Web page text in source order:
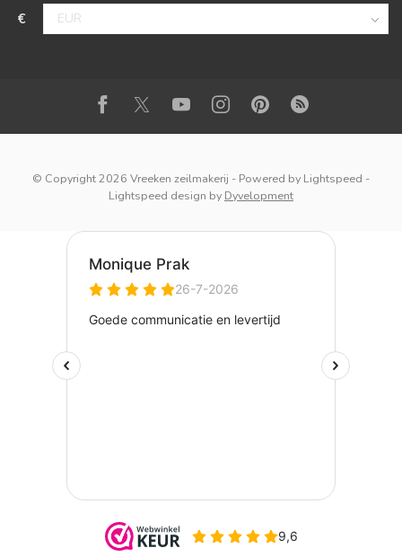
€
© Copyright 2026 Vreeken zeilmakerij - Powered by Lightspeed -
Lightspeed design by Dyvelopment